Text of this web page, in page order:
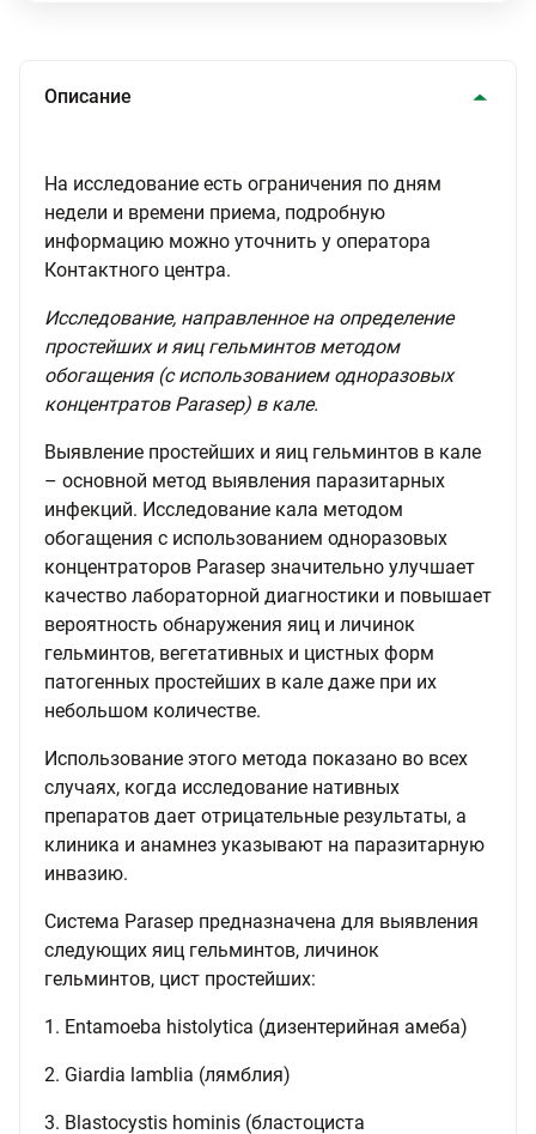
Описание
На исследование есть ограничения по дням
недели и времени приема, подробную
информацию можно уточнить у оператора
Контактного центра.
Исследование, направленное на определение
простейших и яиц гельминтов методом
обогащения (с использованием одноразовых
концентратов Parasep) в кале.
Выявление простейших и яиц гельминтов в кале
– основной метод выявления паразитарных
инфекций. Исследование кала методом
обогащения с использованием одноразовых
концентраторов Parasep значительно улучшает
качество лабораторной диагностики и повышает
вероятность обнаружения яиц и личинок
гельминтов, вегетативных и цистных форм
патогенных простейших в кале даже при их
небольшом количестве.
Использование этого метода показано во всех
случаях, когда исследование нативных
препаратов дает отрицательные результаты, а
клиника и анамнез указывают на паразитарную
инвазию.
Система Parasep предназначена для выявления
следующих яиц гельминтов, личинок
гельминтов, цист простейших:
1. Entamoeba histolytica (дизентерийная амеба)
2. Giardia lamblia (лямблия)
3. Blastocystis hominis (бластоциста